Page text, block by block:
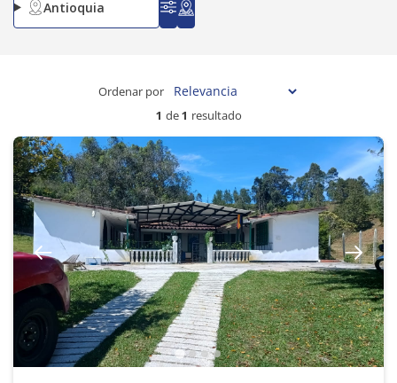
Antioquia
1 de1 resultado
Ordenar por